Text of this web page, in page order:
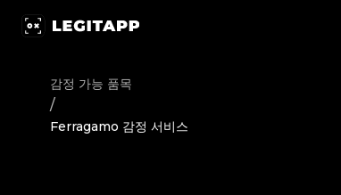
감정 가능 품목
/
Ferragamo 감정 서비스